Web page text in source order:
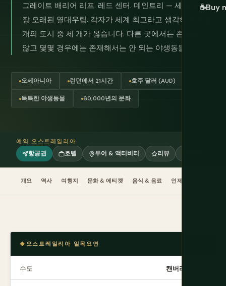
☕Buy
그레이트 배리어 리프. 레드 센터. 데인트리 — 세계에서 가
장 오래된 열대우림. 각자가 세계 최고라고 생각하는 여덟
개의 도시 중 세 개가 옳습니다. 다른 곳에서는 존재하지
않고 몇몇 경우에는 존재해서는 안 되는 야생동물.
오세아니아 런던에서 21시간 호주 달러 (AUD)
독특한 야생동물 60,000년의 문화
예약 오스트레일리아
항공권 호텔 투어 & 액티비티 리뷰
개요 역사 여행지 문화 & 에티켓 음식 & 음료 언제 갈까
오스트레일리아 일목요연
수도 캔버라 (ACT)